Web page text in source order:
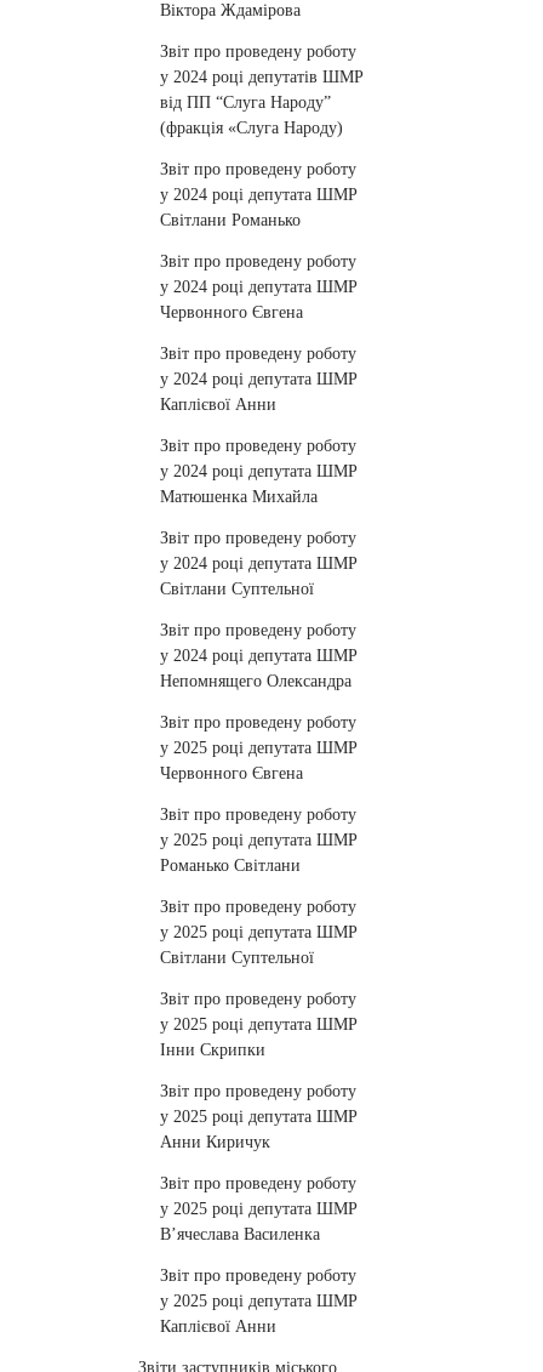
Віктора Ждамірова
Звіт про проведену роботу
у 2024 році депутатів ШМР
від ПП “Слуга Народу”
(фракція «Слуга Народу)
Звіт про проведену роботу
у 2024 році депутата ШМР
Світлани Романько
Звіт про проведену роботу
у 2024 році депутата ШМР
Червонного Євгена
Звіт про проведену роботу
у 2024 році депутата ШМР
Каплієвої Анни
Звіт про проведену роботу
у 2024 році депутата ШМР
Матюшенка Михайла
Звіт про проведену роботу
у 2024 році депутата ШМР
Світлани Суптельної
Звіт про проведену роботу
у 2024 році депутата ШМР
Непомнящего Олександра
Звіт про проведену роботу
у 2025 році депутата ШМР
Червонного Євгена
Звіт про проведену роботу
у 2025 році депутата ШМР
Романько Світлани
Звіт про проведену роботу
у 2025 році депутата ШМР
Світлани Суптельної
Звіт про проведену роботу
у 2025 році депутата ШМР
Інни Скрипки
Звіт про проведену роботу
у 2025 році депутата ШМР
Анни Киричук
Звіт про проведену роботу
у 2025 році депутата ШМР
В’ячеслава Василенка
Звіт про проведену роботу
у 2025 році депутата ШМР
Каплієвої Анни
Звіти заступників міського